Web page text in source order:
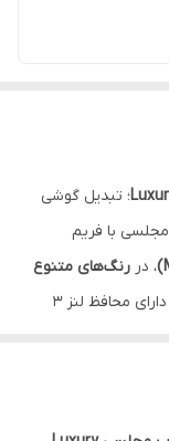
؛ تبدیل گوشی
با فریم
، در رنگ‌های متنوع
عرضه می‌شود تا استایل خاص شما را تکمیل کند. دارای محافظ لنز ۳